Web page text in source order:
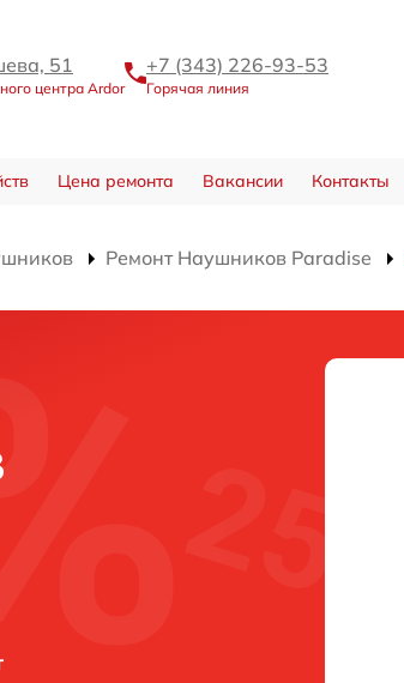
51
центра Ardor
+7 (343) 226-93-53
Горячая линия
Цена ремонта Вакансии Контакты
Ремонт Наушников Paradise